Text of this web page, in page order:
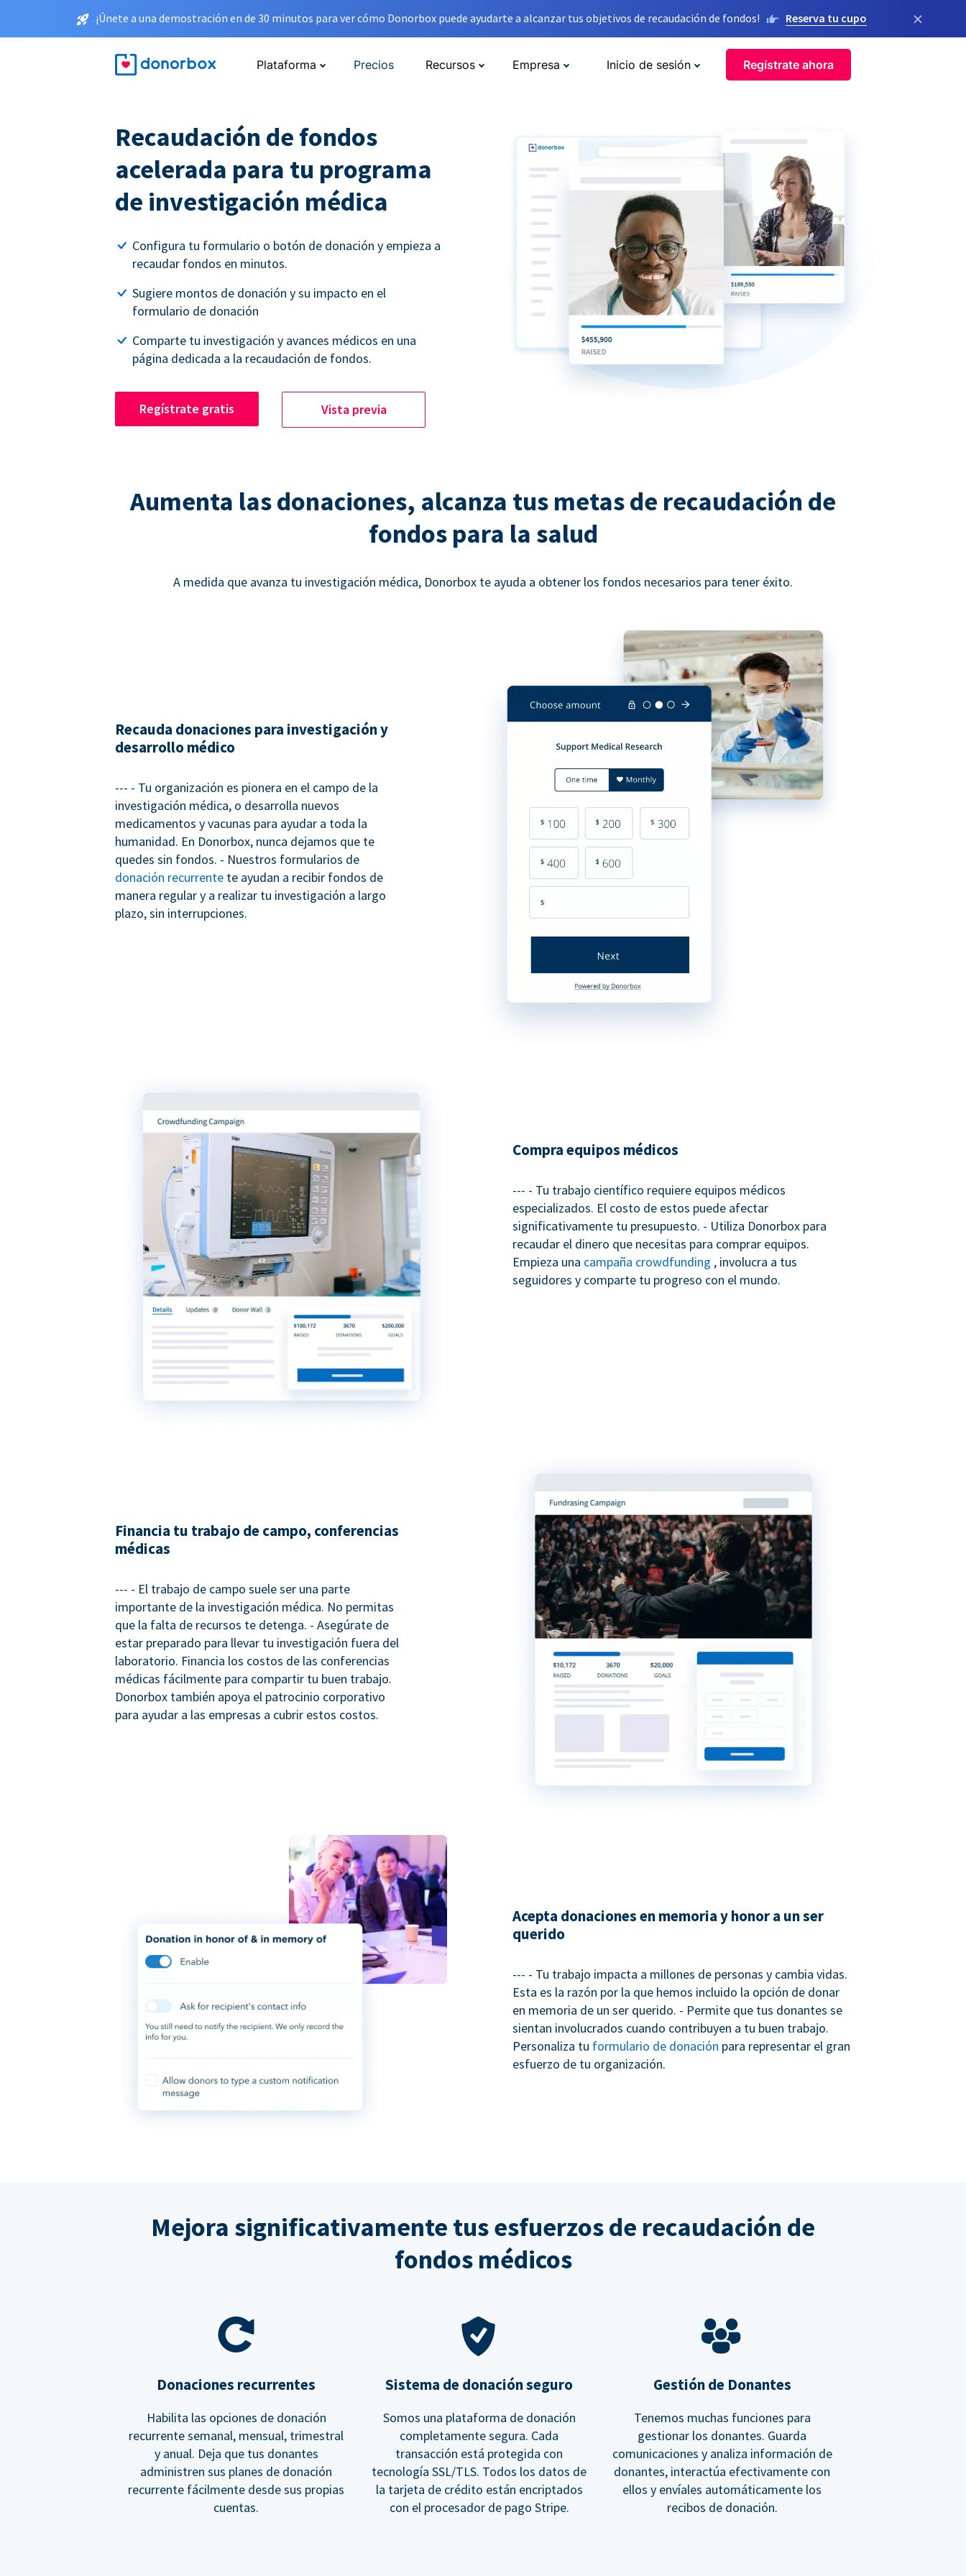
¡Únete a una demostración en de 30 minutos para ver cómo Donorbox puede ayudarte a alcanzar tus objetivos de recaudación de fondos! Reserva tu cupo ×
Plataforma Precios Recursos Empresa Inicio de sesión Regístrate ahora
Recaudación de fondos
acelerada para tu programa
de investigación médica
Configura tu formulario o botón de donación y empieza a
recaudar fondos en minutos.
Sugiere montos de donación y su impacto en el
formulario de donación
Comparte tu investigación y avances médicos en una
página dedicada a la recaudación de fondos.
Regístrate gratis Vista previa
Aumenta las donaciones, alcanza tus metas de recaudación de
fondos para la salud
A medida que avanza tu investigación médica, Donorbox te ayuda a obtener los fondos necesarios para tener éxito.
Recauda donaciones para investigación y
desarrollo médico
--- - Tu organización es pionera en el campo de la
investigación médica, o desarrolla nuevos
medicamentos y vacunas para ayudar a toda la
humanidad. En Donorbox, nunca dejamos que te
quedes sin fondos. - Nuestros formularios de
donación recurrente te ayudan a recibir fondos de
manera regular y a realizar tu investigación a largo
plazo, sin interrupciones.
Compra equipos médicos
--- - Tu trabajo científico requiere equipos médicos
especializados. El costo de estos puede afectar
significativamente tu presupuesto. - Utiliza Donorbox para
recaudar el dinero que necesitas para comprar equipos.
Empieza una campaña crowdfunding , involucra a tus
seguidores y comparte tu progreso con el mundo.
Financia tu trabajo de campo, conferencias
médicas
--- - El trabajo de campo suele ser una parte
importante de la investigación médica. No permitas
que la falta de recursos te detenga. - Asegúrate de
estar preparado para llevar tu investigación fuera del
laboratorio. Financia los costos de las conferencias
médicas fácilmente para compartir tu buen trabajo.
Donorbox también apoya el patrocinio corporativo
para ayudar a las empresas a cubrir estos costos.
Acepta donaciones en memoria y honor a un ser
querido
--- - Tu trabajo impacta a millones de personas y cambia vidas.
Esta es la razón por la que hemos incluido la opción de donar
en memoria de un ser querido. - Permite que tus donantes se
sientan involucrados cuando contribuyen a tu buen trabajo.
Personaliza tu formulario de donación para representar el gran
esfuerzo de tu organización.
Mejora significativamente tus esfuerzos de recaudación de
fondos médicos
Donaciones recurrentes
Habilita las opciones de donación
recurrente semanal, mensual, trimestral
y anual. Deja que tus donantes
administren sus planes de donación
recurrente fácilmente desde sus propias
cuentas.
Sistema de donación seguro
Somos una plataforma de donación
completamente segura. Cada
transacción está protegida con
tecnología SSL/TLS. Todos los datos de
la tarjeta de crédito están encriptados
con el procesador de pago Stripe.
Gestión de Donantes
Tenemos muchas funciones para
gestionar los donantes. Guarda
comunicaciones y analiza información de
donantes, interactúa efectivamente con
ellos y envíales automáticamente los
recibos de donación.